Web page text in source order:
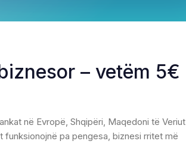
– vetëm 5€
në Evropë, Shqipëri, Maqedoni të Veriut
pa pengesa, biznesi rritet më